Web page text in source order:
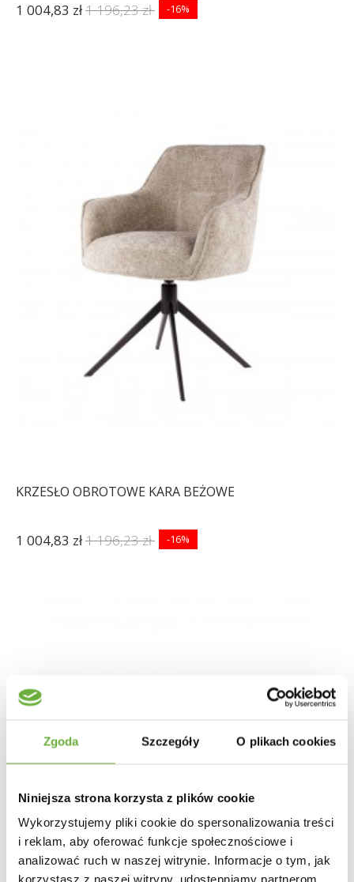
Zgoda Szczegóły O plikach cookies
Niniejsza strona korzysta z plików cookie
Wykorzystujemy pliki cookie do spersonalizowania treści
i reklam, aby oferować funkcje społecznościowe i
analizować ruch w naszej witrynie. Informacje o tym, jak
korzystasz z naszej witryny, udostępniamy partnerom
1 004,83 zł1 196,23 zł -16%
KRZESŁO OBROTOWE KARA BEŻOWE
1 004,83 zł1 196,23 zł -16%